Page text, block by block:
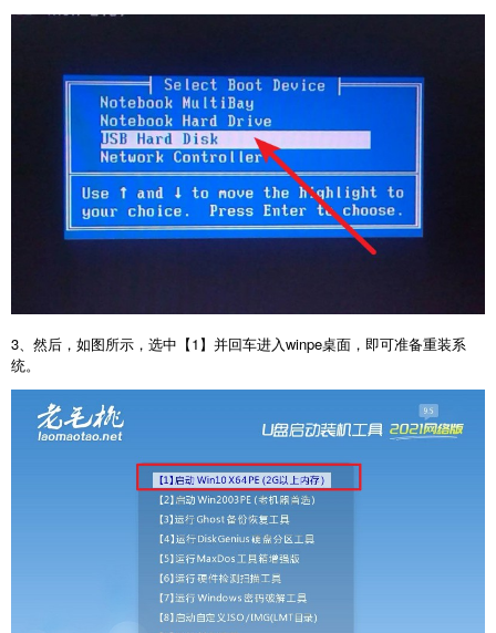
3、然后，如图所示，选中【1】并回车进入winpe桌面，即可准备重装系
统。